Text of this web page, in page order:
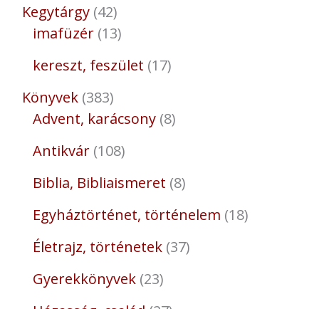
Kegytárgy 42
imafüzér 13
kereszt, feszület 17
Könyvek 383
Advent, karácsony 8
Antikvár 108
Biblia, Bibliaismeret 8
Egyháztörténet, történelem 18
Életrajz, történetek 37
Gyerekkönyvek 23